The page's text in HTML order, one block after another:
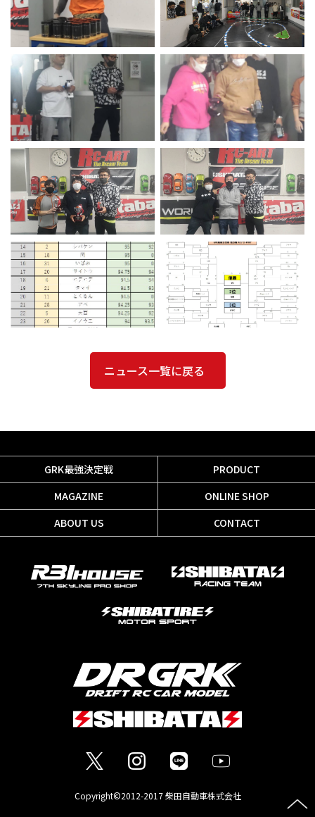
ニュース一覧に戻る
GRK最強決定戦
PRODUCT
MAGAZINE
ONLINE SHOP
ABOUT US
CONTACT
Copyright©2012-2017 柴田自動車株式会社